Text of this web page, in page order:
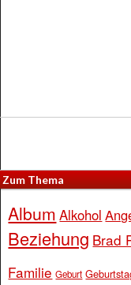
Zum Thema
Album Alkohol
Beziehung Brad
Familie Geburt